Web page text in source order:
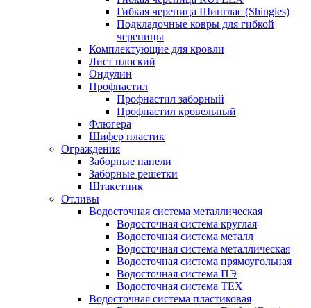
Гибкая черепица Шинглас (Shingles)
Подкладочные ковры для гибкой
черепицы
Комплектующие для кровли
Лист плоский
Ондулин
Профнастил
Профнастил заборный
Профнастил кровельный
Флюгера
Шифер пластик
Ограждения
Заборные панели
Заборные решетки
Штакетник
Отливы
Водосточная система металлическая
Водосточная система круглая
Водосточная система металл
Водосточная система металлическая
Водосточная система прямоугольная
Водосточная система ПЭ
Водосточная система ТЕХ
Водосточная система пластиковая